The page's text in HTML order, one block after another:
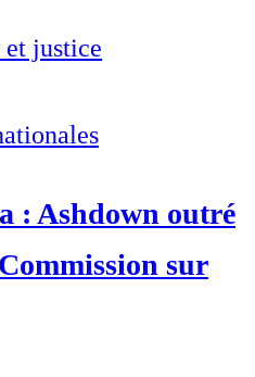
et justice
: Ashdown outré
sur